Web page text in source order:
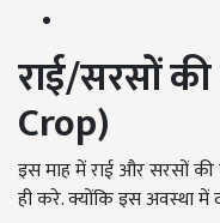
राई/सरसों
Crop)
इस माह में राई और सरसों
ही करे. क्योंकि इस अवस्था में